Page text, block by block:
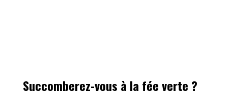
Succomberez-vous à la fée verte ?